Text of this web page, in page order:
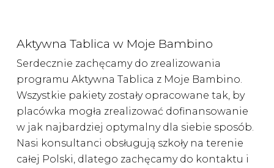
Aktywna Tablica w Moje Bambino
Serdecznie zachęcamy do zrealizowania
programu Aktywna Tablica z Moje Bambino.
Wszystkie pakiety zostały opracowane tak, by
placówka mogła zrealizować dofinansowanie
w jak najbardziej optymalny dla siebie sposób.
Nasi konsultanci obsługują szkoły na terenie
całej Polski, dlatego zachęcamy do kontaktu i